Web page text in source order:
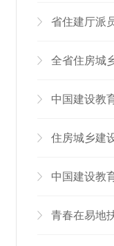
省住建厅派
全省住房城
中国建设教
住房城乡建
中国建设教
青春在易地